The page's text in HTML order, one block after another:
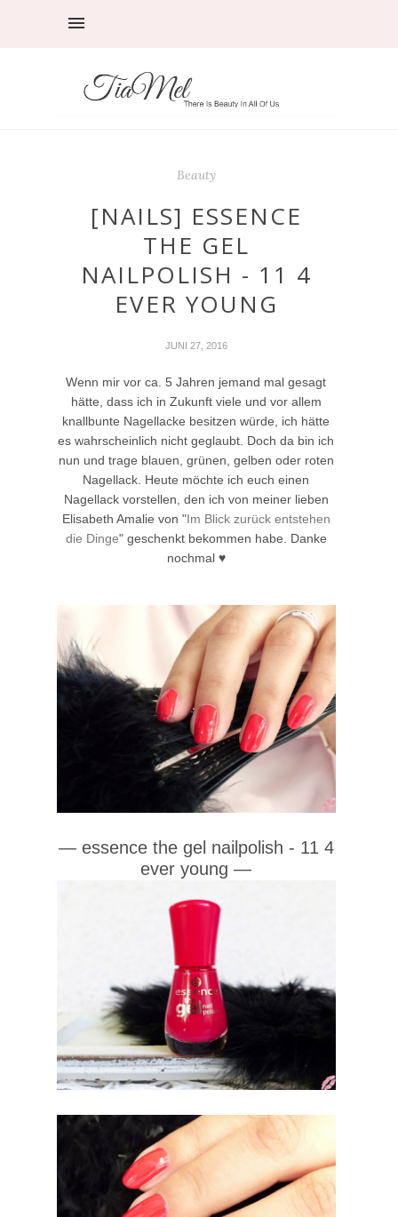
Beauty
[NAILS] ESSENCE
THE GEL
NAILPOLISH - 11 4
EVER YOUNG
JUNI 27, 2016
Wenn mir vor ca. 5 Jahren jemand mal gesagt
hätte, dass ich in Zukunft viele und vor allem
knallbunte Nagellacke besitzen würde, ich hätte
es wahrscheinlich nicht geglaubt. Doch da bin ich
nun und trage blauen, grünen, gelben oder roten
Nagellack. Heute möchte ich euch einen
Nagellack vorstellen, den ich von meiner lieben
Elisabeth Amalie von "Im Blick zurück entstehen
die Dinge" geschenkt bekommen habe. Danke
nochmal ♥
— essence the gel nailpolish - 11 4
ever young —